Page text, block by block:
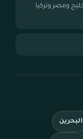
ومصر وتركيا
البحرين